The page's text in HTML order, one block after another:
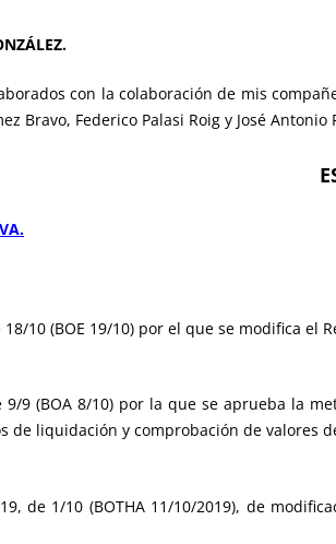
con la colaboración de mis
Bravo, Federico Palasi Roig y José
10 (BOE 19/10) por el que se modifica el
9/9 (BOA 8/10) por la que se aprueba la
de liquidación y comprobación de valores
de 1/10 (BOTHA 11/10/2019), de